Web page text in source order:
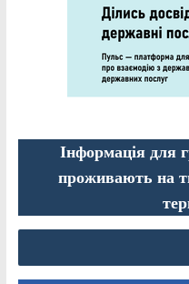
Інформація для
проживають на